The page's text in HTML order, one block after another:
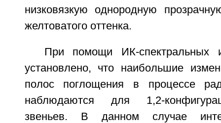
низковязкую однородную
желтоватого оттенка.
При помощи ИК-спектральных
установлено, что наибольшие
полос поглощения в процессе
наблюдаются для 1,2-
звеньев. В данном случае